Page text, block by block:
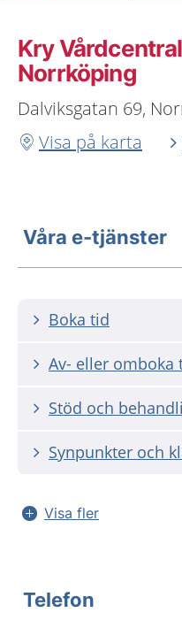
Kry
Norrköping
Dalviksgatan 69,
Visa på karta
Våra e-tjänster
Boka tid
Av- eller omboka
Stöd och
Synpunkter och
Visa fler
Telefon